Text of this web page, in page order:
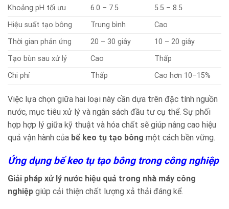
Khoảng pH tối ưu
6.0 – 7.5
5.5 – 8.5
Hiệu suất tạo bông
Trung bình
Cao
Thời gian phản ứng
20 – 30 giây
10 – 20 giây
Tạo bùn sau xử lý
Cao
Thấp
Chi phí
Thấp Cao hơn 10–15%
Việc lựa chọn giữa hai loại này cần dựa trên đặc tính nguồn
nước, mục tiêu xử lý và ngân sách đầu tư cụ thể. Sự phối
hợp hợp lý giữa kỹ thuật và hóa chất sẽ giúp nâng cao hiệu
quả vận hành của bể keo tụ tạo bông một cách bền vững.
Ứng dụng bể keo tụ tạo bông trong công nghiệp
Giải pháp xử lý nước hiệu quả trong nhà máy công
nghiệp giúp cải thiện chất lượng xả thải đáng kể.